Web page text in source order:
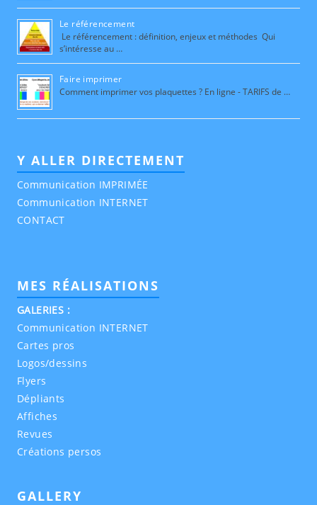
Le référencement
Le référencement : définition, enjeux et méthodes Qui
s’intéresse au …
Faire imprimer
Comment imprimer vos plaquettes ? En ligne - TARIFS de …
Y ALLER DIRECTEMENT
Communication IMPRIMÉE
Communication INTERNET
CONTACT
MES RÉALISATIONS
GALERIES :
Communication INTERNET
Cartes pros
Logos/dessins
Flyers
Dépliants
Affiches
Revues
Créations persos
GALLERY